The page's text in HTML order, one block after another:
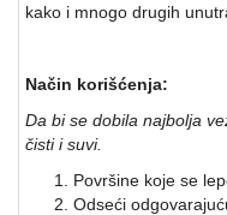
kako i mnogo drugih
Način korišćenja:
Da bi se dobila najbolja
čisti i suvi.
Površine koje se
Odseći